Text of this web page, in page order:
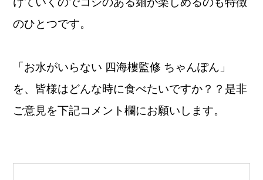
のひとつです。
「お水がいらない 四海樓監修 ちゃんぽん」
を、皆様はどんな時に食べたいですか？？是非
ご意見を下記コメント欄にお願いします。